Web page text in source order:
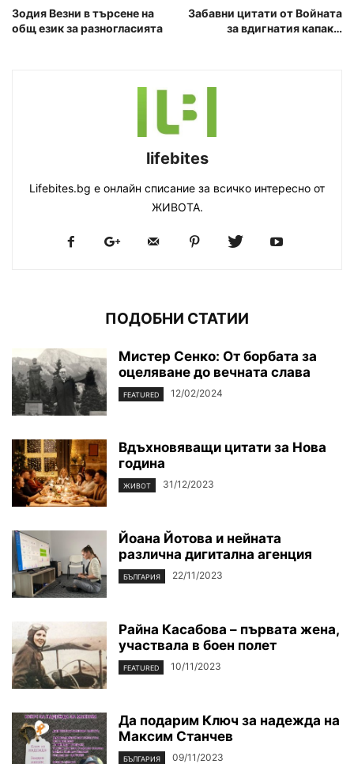
Зодия Везни в търсене на
общ език за разногласията
Забавни цитати от Войната
за вдигнатия капак…
lifebites
Lifebites.bg е онлайн списание за всичко интересно от
ЖИВОТА.
ПОДОБНИ СТАТИИ
Мистер Сенко: От борбата за
оцеляване до вечната слава
FEATURED 12/02/2024
Вдъхновяващи цитати за Нова
година
ЖИВОТ 31/12/2023
Йоана Йотова и нейната
различна дигитална агенция
БЪЛГАРИЯ 22/11/2023
Райна Касабова – първата жена,
участвала в боен полет
FEATURED 10/11/2023
Да подарим Ключ за надежда на
Максим Станчев
БЪЛГАРИЯ 09/11/2023